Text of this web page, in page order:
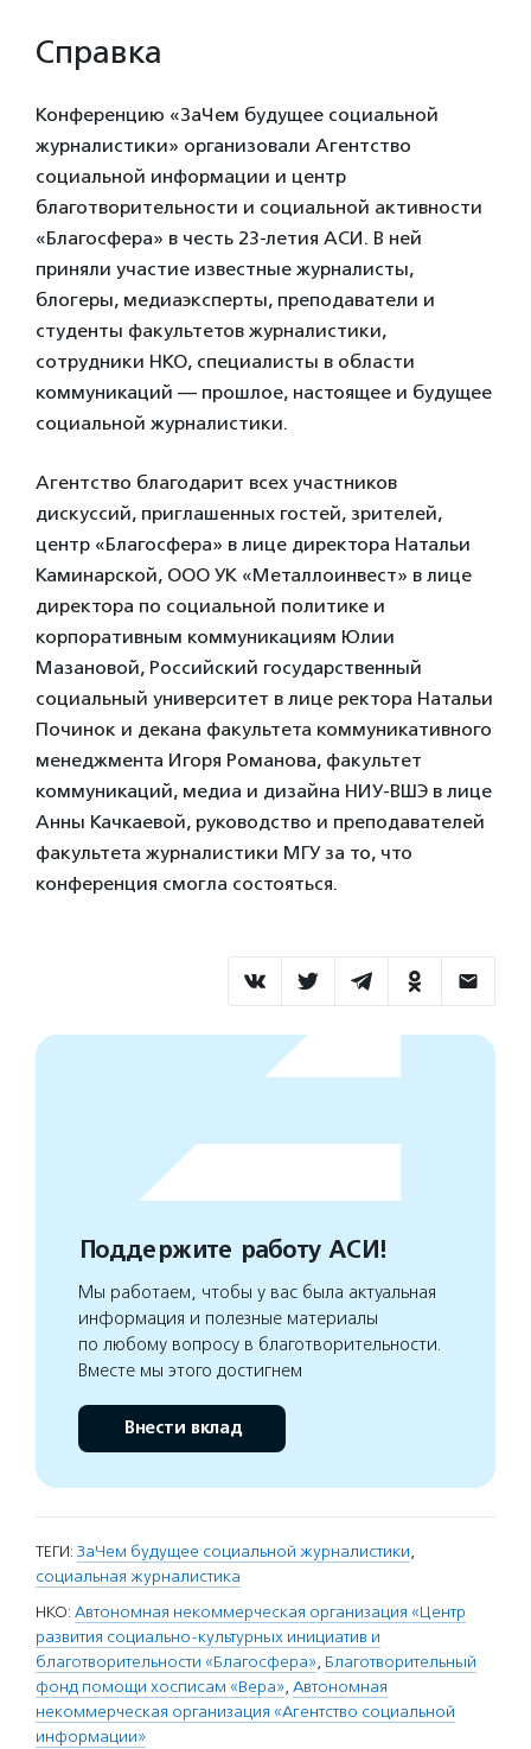
Справка
Конференцию «ЗаЧем будущее социальной
журналистики» организовали Агентство
социальной информации и центр
благотворительности и социальной активности
«Благосфера» в честь 23-летия АСИ. В ней
приняли участие известные журналисты,
блогеры, медиаэксперты, преподаватели и
студенты факультетов журналистики,
сотрудники НКО, специалисты в области
коммуникаций — прошлое, настоящее и будущее
социальной журналистики.
Агентство благодарит всех участников
дискуссий, приглашенных гостей, зрителей,
центр «Благосфера» в лице директора Натальи
Каминарской, ООО УК «Металлоинвест» в лице
директора по социальной политике и
корпоративным коммуникациям Юлии
Мазановой, Российский государственный
социальный университет в лице ректора Натальи
Починок и декана факультета коммуникативного
менеджмента Игоря Романова, факультет
коммуникаций, медиа и дизайна НИУ-ВШЭ в лице
Анны Качкаевой, руководство и преподавателей
факультета журналистики МГУ за то, что
конференция смогла состояться.
Поддержите работу АСИ!
Мы работаем, чтобы у вас была актуальная
информация и полезные материалы
по любому вопросу в благотворительности.
Вместе мы этого достигнем
Внести вклад
ТЕГИ: ЗаЧем будущее социальной журналистики,
социальная журналистика
НКО: Автономная некоммерческая организация «Центр
развития социально-культурных инициатив и
благотворительности «Благосфера», Благотворительный
фонд помощи хосписам «Вера», Автономная
некоммерческая организация «Агентство социальной
информации»